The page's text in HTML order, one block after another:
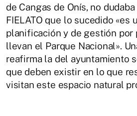
de Cangas de Onís, no
FIELATO que lo sucedido «es
planificación y de gestión por
llevan el Parque Nacional».
reafirma la del ayuntamiento
que deben existir en lo que
visitan este espacio natural